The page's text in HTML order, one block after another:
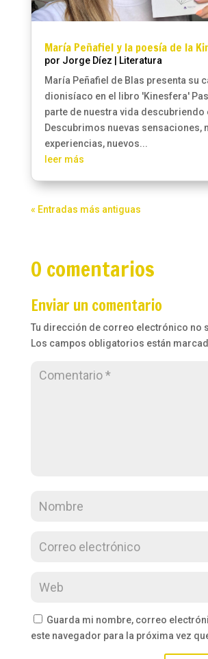
María Peñafiel y la poesía de la
por Jorge Díez
Literatura
María Peñafiel de Blas presenta su
dionisíaco en el libro 'Kinesfera'
parte de nuestra vida descubriendo
Descubrimos nuevas sensaciones,
experiencias, nuevos...
leer más
« Entradas más antiguas
0 comentarios
Enviar un comentario
Tu dirección de correo electrónico no
Los campos obligatorios están
Guarda mi nombre, correo
este navegador para la próxima vez